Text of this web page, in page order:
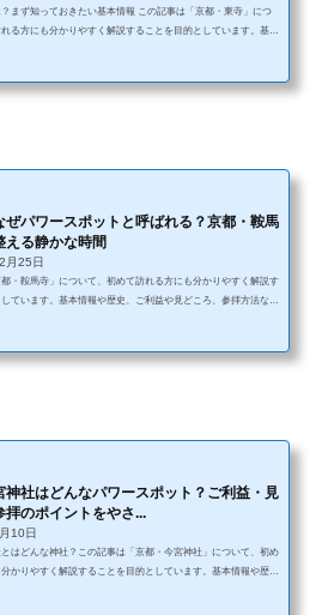
まず知っておきたい基本情報 この記事は「京都・東寺」につ
る方にも分かりやすく解説することを目的としています。基本
ぜパワースポットと呼ばれる？京都・鞍馬
える静かな時間
月25日
・鞍馬寺」について、初めて訪れる方にも分かりやすく解説す
ています。基本情報や歴史、ご利益や見どころ、参拝方法など
シュという観点から、鞍馬寺の魅力をやさしくご紹介し...
神社はどんなパワースポット？ご利益・見
拝のポイントをやさ...
10日
はどんな神社？この記事は「京都・今宮神社」について、初め
かりやすく解説することを目的としています。基本情報や歴